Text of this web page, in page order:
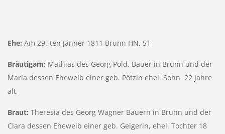
Ehe: Am 29.-ten Jänner 1811 Brunn HN. 51
Bräutigam: Mathias des Georg Pold, Bauer in Brunn und der
Maria dessen Eheweib einer geb. Pötzin ehel. Sohn 22 Jahre
alt,
Braut: Theresia des Georg Wagner Bauern in Brunn und der
Clara dessen Eheweib einer geb. Geigerin, ehel. Tochter 18